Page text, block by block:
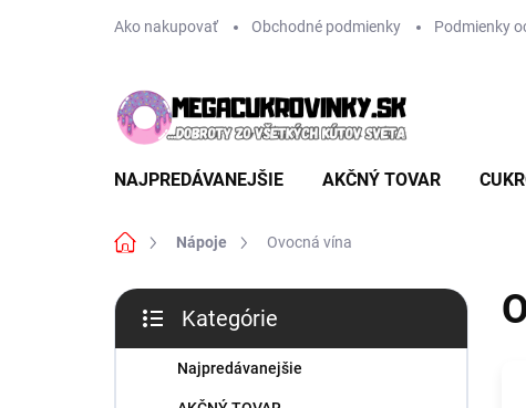
Ako nakupovať Obchodné podmienky Podmienky
NAJPREDÁVANEJŠIE AKČNÝ TOVAR
DomovNápoje Ovocná vína
B
č
kategórie
Kategórie
Najpredávanejšie